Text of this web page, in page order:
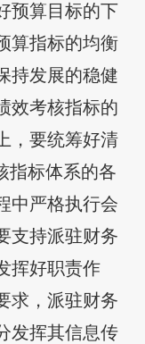
预算目标的下
算指标的均衡
持发展的稳健
效考核指标的
，要统筹好清
指标体系的各
中严格执行会
支持派驻财务
挥好职责作
求，派驻财务
发挥其信息传